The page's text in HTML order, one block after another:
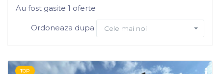
Au fost gasite 1 oferte
Ordoneaza dupa Cele mai noi
TOP